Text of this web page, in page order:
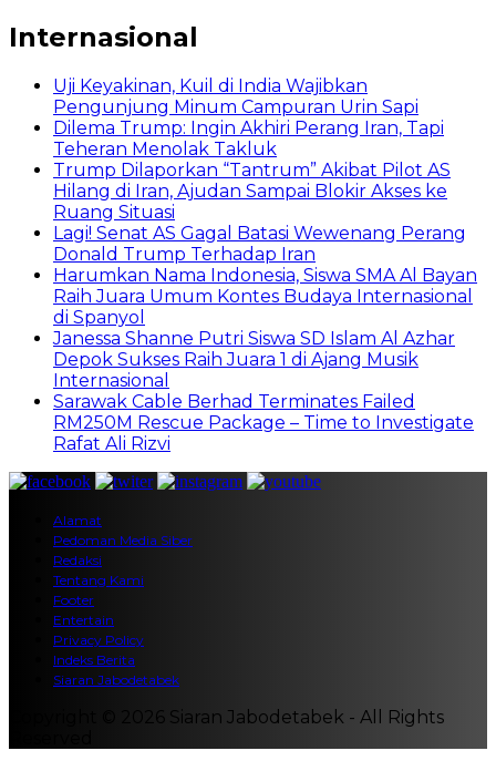
Internasional
Uji Keyakinan, Kuil di India Wajibkan
Pengunjung Minum Campuran Urin Sapi
Dilema Trump: Ingin Akhiri Perang Iran, Tapi
Teheran Menolak Takluk
Trump Dilaporkan “Tantrum” Akibat Pilot AS
Hilang di Iran, Ajudan Sampai Blokir Akses ke
Ruang Situasi
Lagi! Senat AS Gagal Batasi Wewenang Perang
Donald Trump Terhadap Iran
Harumkan Nama Indonesia, Siswa SMA Al Bayan
Raih Juara Umum Kontes Budaya Internasional
di Spanyol
Janessa Shanne Putri Siswa SD Islam Al Azhar
Depok Sukses Raih Juara 1 di Ajang Musik
Internasional
Sarawak Cable Berhad Terminates Failed
RM250M Rescue Package – Time to Investigate
Rafat Ali Rizvi
Alamat
Pedoman Media Siber
Redaksi
Tentang Kami
Footer
Entertain
Privacy Policy
Indeks Berita
Siaran Jabodetabek
Copyright © 2026 Siaran Jabodetabek - All Rights